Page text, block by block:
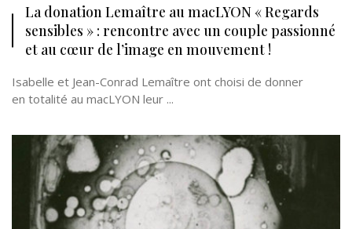
La donation Lemaître au macLYON « Regards
sensibles » : rencontre avec un couple passionné
et au cœur de l’image en mouvement !
Isabelle et Jean-Conrad Lemaître ont choisi de donner
en totalité au macLYON leur ...